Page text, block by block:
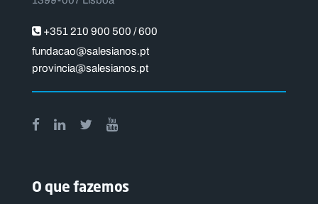
+351 210 900 500 / 600
fundacao@salesianos.pt
provincia@salesianos.pt
O que fazemos